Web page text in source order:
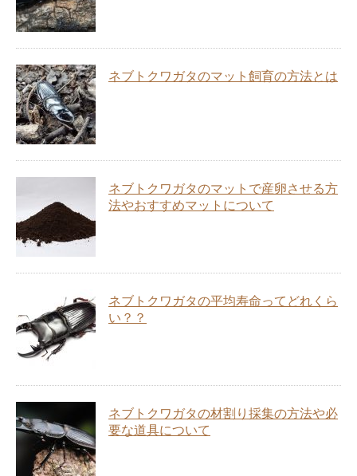
ネブトクワガタのマット飼育の方法とは
ネブトクワガタのマットで産卵させる方
法やおすすめマットについて
ネブトクワガタの平均寿命ってどれくら
い？？
ネブトクワガタの材割り採集の方法や必
要な道具について